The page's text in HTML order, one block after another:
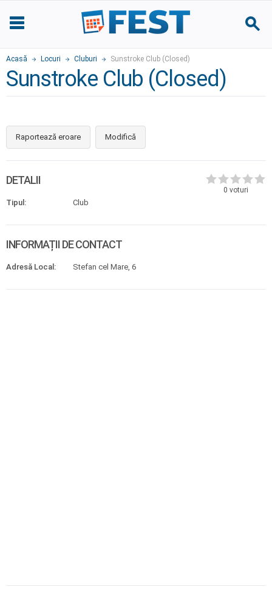
Acasă Locuri Cluburi Sunstroke Club (Closed)
Sunstroke Club (Closed)
Raportează eroare Modifică
0 voturi
DETALII
Tipul: Club
INFORMAȚII DE CONTACT
Adresă Local: Stefan cel Mare, 6